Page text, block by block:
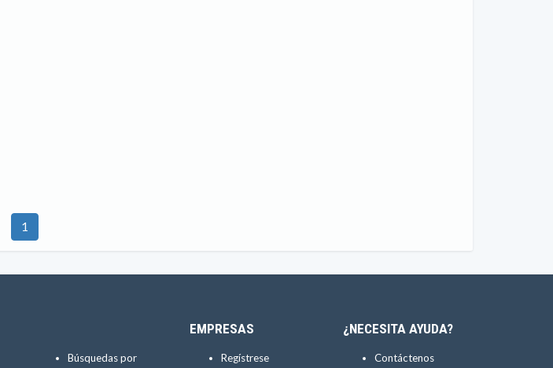
1
Búsquedas por
EMPRESAS
Regístrese
¿NECESITA AYUDA?
Contáctenos